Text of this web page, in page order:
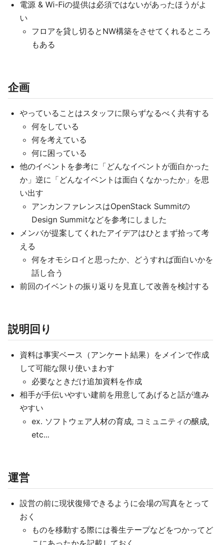
電源 & Wi-Fiの提供は必須ではないがあったほうがよ
い
フロアを貸し切るとNW構築をさせてくれるところ
もある
企画
やっていることはスタッフに限らずなるべく共有する
何をしている
何を考えている
何に困っている
他のイベントを参考に「どんなイベントが面白かった
か」逆に「どんなイベントは面白くなかったか」を思
い出す
アンカンファレンスはOpenStack Summitの
Design Summitなどを参考にしました
メンバが提案してくれたアイデアはひとまず拾って考
える
何をオモシロイと思ったか、どうすれば面白いかを
話し合う
前回のイベントの振り返りを見直して改善を検討する
説明回り
資料は事実ベース（アンケート結果）をメインで作成
して可能な限り使いまわす
必要なときだけ追加資料を作成
相手が手伝いやすい建前を用意してあげると話が進み
やすい
ex. ソフトウェア人材の育成, コミュニティの醸成,
etc...
運営
設営の前に現状復帰できるように会場の写真をとって
おく
ものを移動する際には養生テープなどをつかってど
こにあったかを記載しておく